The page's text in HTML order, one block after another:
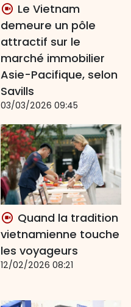
Le Vietnam
demeure un pôle
attractif sur le
marché immobilier
Asie-Pacifique, selon
Savills
03/03/2026 09:45
Quand la tradition
vietnamienne touche
les voyageurs
12/02/2026 08:21